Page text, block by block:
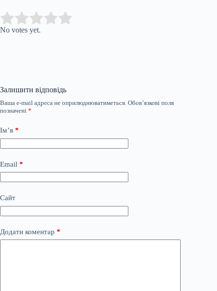
Rate this item:
No votes yet.
Залишити відповідь
Ваша e-mail адреса не оприлюднюватиметься. Обов’язкові поля
позначені *
Ім’я *
Email *
Сайт
Додати коментар *